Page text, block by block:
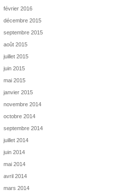
février 2016
décembre 2015
septembre 2015
août 2015
juillet 2015
juin 2015
mai 2015
janvier 2015
novembre 2014
octobre 2014
septembre 2014
juillet 2014
juin 2014
mai 2014
avril 2014
mars 2014